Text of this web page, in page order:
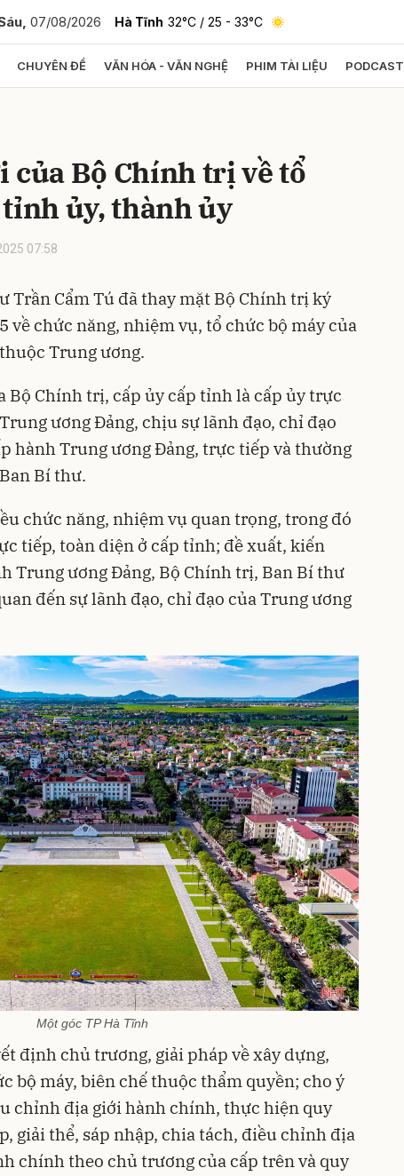
07/08/2026 Hà Tĩnh 32°C / 25 - 33°C
CHUYÊN ĐỀ VĂN HÓA - VĂN NGHỆ PHIM TÀI LIỆU PODCAST
của Bộ Chính trị về tổ
ủy, thành ủy
07:58
Trần Cẩm Tú đã thay mặt Bộ Chính trị ký
về chức năng, nhiệm vụ, tổ chức bộ máy của
Trung ương.
Bộ Chính trị, cấp ủy cấp tỉnh là cấp ủy trực
ương Đảng, chịu sự lãnh đạo, chỉ đạo
hành Trung ương Đảng, trực tiếp và thường
Bí thư.
chức năng, nhiệm vụ quan trọng, trong đó
tiếp, toàn diện ở cấp tỉnh; đề xuất, kiến
Trung ương Đảng, Bộ Chính trị, Ban Bí thư
đến sự lãnh đạo, chỉ đạo của Trung ương
Một góc TP Hà Tĩnh
định chủ trương, giải pháp về xây dựng,
bộ máy, biên chế thuộc thẩm quyền; cho ý
chỉnh địa giới hành chính, thực hiện quy
giải thể, sáp nhập, chia tách, điều chỉnh địa
chính theo chủ trương của cấp trên và quy
Gửi bình luận